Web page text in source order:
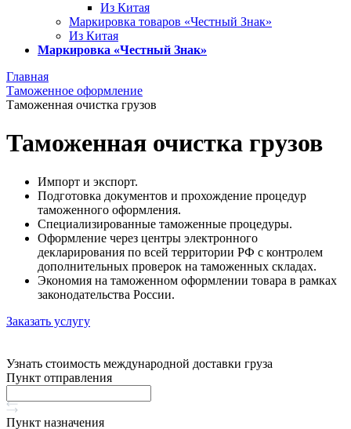
Из Китая
Маркировка товаров «Честный Знак»
Из Китая
Маркировка «Честный Знак»
Главная
Таможенное оформление
Таможенная очистка грузов
Таможенная очистка грузов
Импорт и экспорт.
Подготовка документов и прохождение процедур
таможенного оформления.
Специализированные таможенные процедуры.
Оформление через центры электронного
декларирования по всей территории РФ с контролем
дополнительных проверок на таможенных складах.
Экономия на таможенном оформлении товара в рамках
законодательства России.
Заказать услугу
Узнать стоимость международной доставки груза
Пункт отправления
Пункт назначения